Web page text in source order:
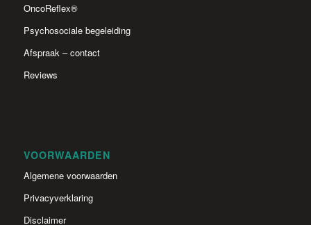
OncoReflex®
Psychosociale begeleiding
Afspraak – contact
Reviews
VOORWAARDEN
Algemene voorwaarden
Privacyverklaring
Disclaimer